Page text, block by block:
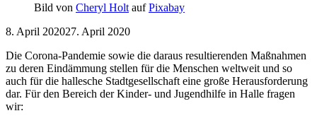
Bild von Cheryl Holt aufPixabay
8. April 202027. April 2020
Die Corona-Pandemie sowie die daraus resultierenden Maßnahmen
zu deren Eindämmung stellen für die Menschen weltweit und so
auch für die hallesche Stadtgesellschaft eine große Herausforderung
dar. Für den Bereich der Kinder- und Jugendhilfe in Halle fragen
wir: